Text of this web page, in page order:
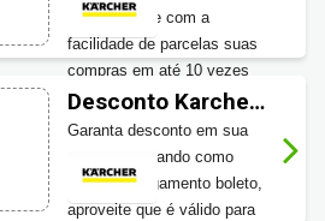
e ainda conte com a
facilidade de parcelas suas
compras em até 10 vezes
sem juros.
Desconto Karcher
10% OFF
Garanta desconto em sua
compra utilizando como
forma de pagamento boleto,
aproveite que é válido para